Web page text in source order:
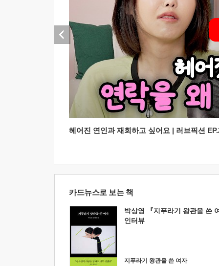
헤어진 연인과 재회하고 싶어요 | 러브픽션
카드뉴스로 보는 책
박상영 『지푸라기 왕관을 쓴
인터뷰
지푸라기 왕관을 쓴 여자